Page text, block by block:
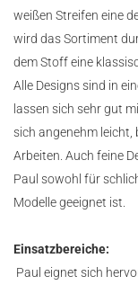
weißen Streifen eine
wird das Sortiment
dem Stoff eine
Alle Designs sind in
lassen sich sehr gut
sich angenehm
Arbeiten. Auch feine
Paul sowohl für
Modelle geeignet ist.
Einsatzbereiche:
Paul eignet sich